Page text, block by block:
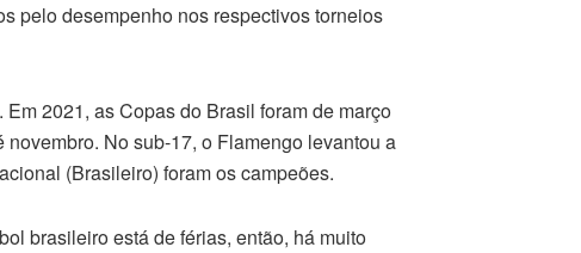
pelo desempenho nos respectivos torneios
2021, as Copas do Brasil foram de março
No sub-17, o Flamengo levantou a
(Brasileiro) foram os campeões.
brasileiro está de férias, então, há muito